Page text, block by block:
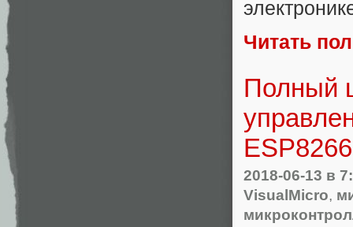
Читать
Полный
2018-06-13 в
VisualMicro,